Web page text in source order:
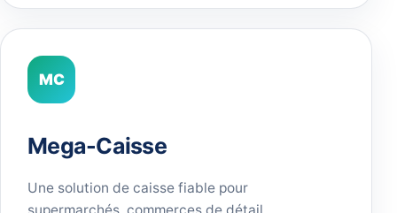
MC
Mega-Caisse
Une solution de caisse fiable pour